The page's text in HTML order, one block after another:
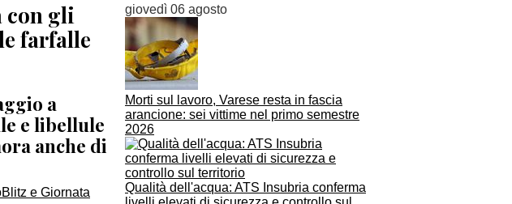
giovedì 06 agosto
Morti sul lavoro, Varese resta in fascia
arancione: sei vittime nel primo semestre
2026
Qualità dell'acqua: ATS Insubria conferma
con gli
farfalle
a
e libellule
anche di